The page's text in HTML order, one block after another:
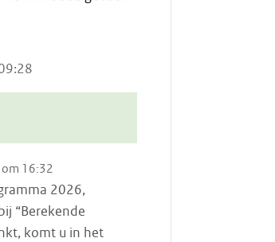
16:32
2026,
“Berekende
komt u in het